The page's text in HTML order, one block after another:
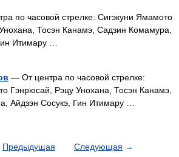
по часовой стрелке: Сигэкуни Ямамото
Тосэн Канамэ, Садзин Комамура,
Итимару …
— От центра по часовой стрелке:
Гэнрюсай, Рэцу Унохана, Тосэн Канамэ,
Айдзэн Сосукэ, Гин Итимару …
Предыдущая Следующая →